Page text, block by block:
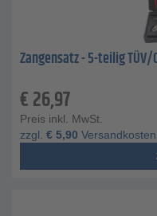
Zangensatz - 5-teilig TÜV/
€26,97
Preis inkl. MwSt.
zzgl. € 5,90 Versandkosten